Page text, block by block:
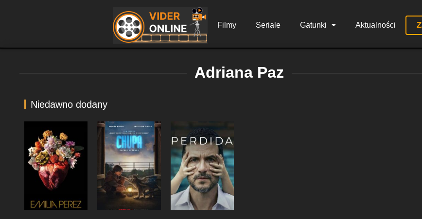
Filmy Seriale Gatunki Aktualności
Adriana Paz
Niedawno dodany